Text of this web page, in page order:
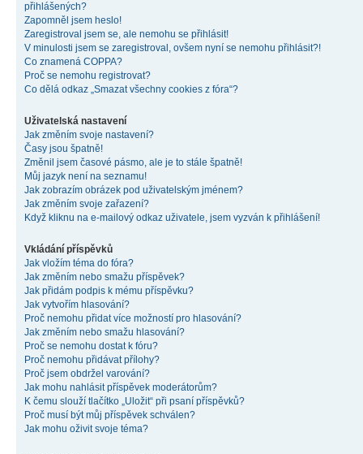
přihlášených?
Zapomněl jsem heslo!
Zaregistroval jsem se, ale nemohu se přihlásit!
V minulosti jsem se zaregistroval, ovšem nyní se nemohu přihlásit?!
Co znamená COPPA?
Proč se nemohu registrovat?
Co dělá odkaz „Smazat všechny cookies z fóra“?
Uživatelská nastavení
Jak změním svoje nastavení?
Časy jsou špatně!
Změnil jsem časové pásmo, ale je to stále špatně!
Můj jazyk není na seznamu!
Jak zobrazím obrázek pod uživatelským jménem?
Jak změním svoje zařazení?
Když kliknu na e-mailový odkaz uživatele, jsem vyzván k přihlášení!
Vkládání příspěvků
Jak vložím téma do fóra?
Jak změním nebo smažu příspěvek?
Jak přidám podpis k mému příspěvku?
Jak vytvořím hlasování?
Proč nemohu přidat více možností pro hlasování?
Jak změním nebo smažu hlasování?
Proč se nemohu dostat k fóru?
Proč nemohu přidávat přílohy?
Proč jsem obdržel varování?
Jak mohu nahlásit příspěvek moderátorům?
K čemu slouží tlačítko „Uložit“ při psaní příspěvků?
Proč musí být můj příspěvek schválen?
Jak mohu oživit svoje téma?